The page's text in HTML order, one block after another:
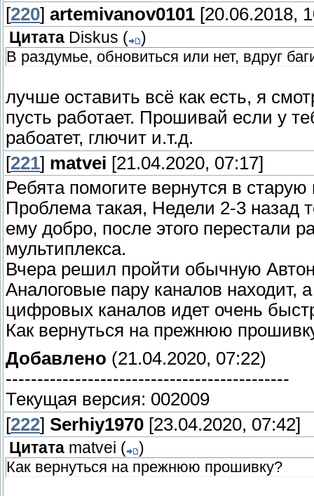
[220] artemivanov0101 [20.06.2018,
Цитата Diskus (
)
В раздумье, обновиться или нет, вдруг
лучше оставить всё как есть, я
пусть работает. Прошивай если у
рабоатет, глючит и.т.д.
[221] matvei [21.04.2020, 07:17]
Ребята помогите вернутся в
Проблема такая, Недели 2-3 назад
ему добро, после этого перестали
мультиплекса.
Вчера решил пройти обычную
Аналоговые пару каналов
цифровых каналов идет очень
Как вернуться на прежнюю
Добавлено (21.04.2020, 07:22)
---------------------------------------------
Текущая версия: 002009
[222] Serhiy1970 [23.04.2020, 07:42]
Цитата matvei (
)
Как вернуться на прежнюю прошивку?